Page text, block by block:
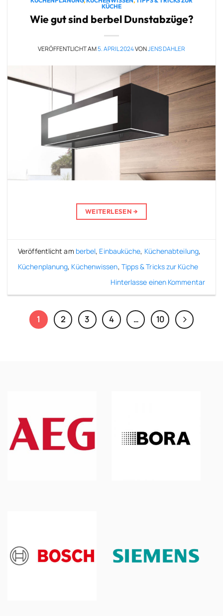
KÜCHE
Wie gut sind berbel Dunstabzüge?
VERÖFFENTLICHT AM5. APRIL 2024VONJENS DAHLER
WEITERLESEN →
Veröffentlicht am berbel, Einbauküche, Küchenabteilung,
Küchenplanung, Küchenwissen, Tipps & Tricks zur Küche
Hinterlasse einen Kommentar
1 2 3 4 … 10